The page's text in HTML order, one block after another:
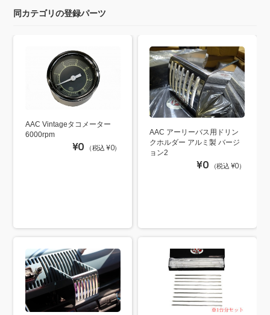
同カテゴリの登録パーツ
AAC Vintageタコメーター
6000rpm
¥0 （税込 ¥0）
AAC アーリーバス用ドリン
クホルダー アルミ製 バージ
ョン2
¥0 （税込 ¥0）